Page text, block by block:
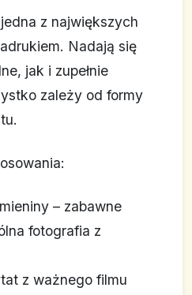
z największych
Nadają się
jak i zupełnie
zależy od formy
– zabawne
fotografia z
z ważnego filmu